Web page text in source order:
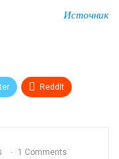
Источник
ReddIt
1 Comments